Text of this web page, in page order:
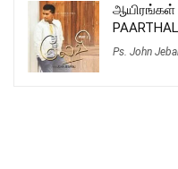
ஆயிரங்கள்
Ps. John